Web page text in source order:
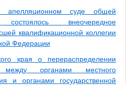
апелляционном суде общей
состоялось внеочередное
квалификационной коллегии
Федерации
края о перераспределении
между органами местного
и органами государственной